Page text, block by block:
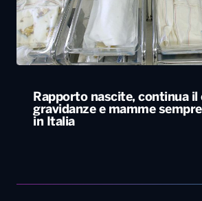
Rapporto nascite, continua il
gravidanze e mamme
in Italia